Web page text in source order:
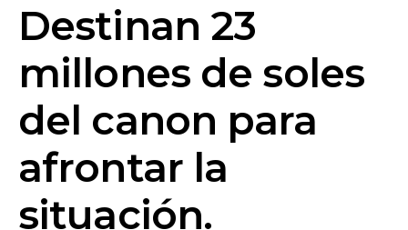
Destinan 23
millones de soles
del canon para
afrontar la
situación.